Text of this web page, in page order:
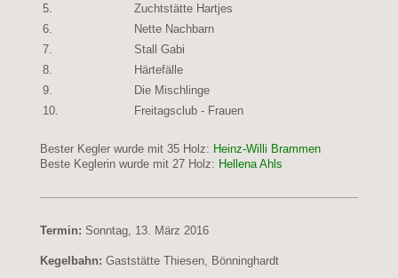
5.
Zuchtstätte Hartjes
6.
Nette Nachbarn
7.
Stall Gabi
8.
Härtefälle
9.
Die Mischlinge
10.
Freitagsclub - Frauen
Bester Kegler wurde mit 35 Holz: Heinz-Willi Brammen
Beste Keglerin wurde mit 27 Holz: Hellena Ahls
Termin: Sonntag, 13. März 2016
Kegelbahn: Gaststätte Thiesen, Bönninghardt